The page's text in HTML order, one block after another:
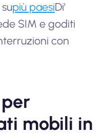
più paesiDi'
SIM e goditi
con
mobili in